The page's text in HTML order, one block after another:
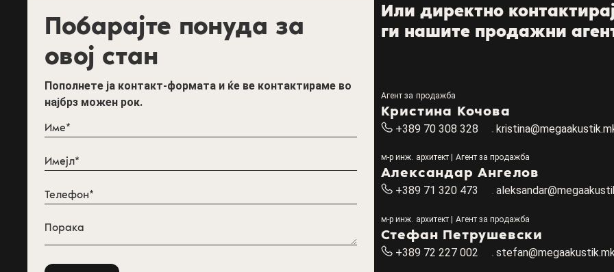
Побарајте понуда за
овој стан
Пополнете ја контакт-формата и ќе ве контактираме во
најбрз можен рок.
Или директно
ги нашите продажни
Агент за продажба
Кристина Кочова
+389 70 308 328
м-р инж. архитект | Агент за продажба
Александар Ангелов
+389 71 320 473
м-р инж. архитект | Агент за продажба
Стефан Петрушевски
+389 72 227 002